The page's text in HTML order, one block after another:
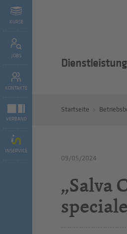
KURSE
JOBS
KONTAKTE
VERBAND
INSERVICE
Startseite
09/05/2024
„Salva